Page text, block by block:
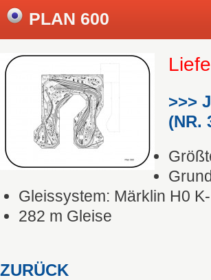
PLAN 600
>>>
(NR.
Gleissystem: Märklin H0
282 m Gleise
ZURÜCK